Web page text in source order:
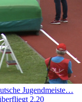
Jugendmeiste…
2,20